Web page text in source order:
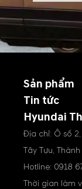
Sản phẩm
Tin tức
Hyundai
Địa chỉ: Ô số
Tây Tựu,
Hotline: 0918
Thời gian làm